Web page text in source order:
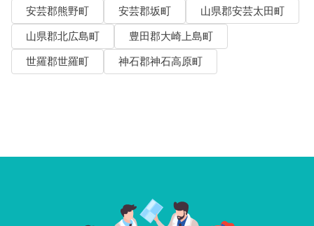
安芸郡熊野町
安芸郡坂町
山県郡安芸太田町
山県郡北広島町
豊田郡大崎上島町
世羅郡世羅町
神石郡神石高原町